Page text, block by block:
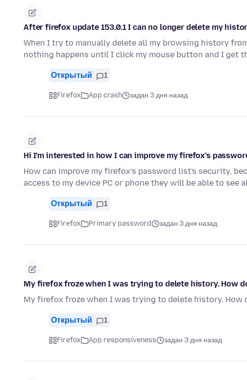
After firefox update 153.0.1 I can no longer delete my
When I try to manually delete all my browsing history
nothing happens until I click my mouse button and I get
Открытый 1
Firefox App crash задан 3 дня назад
Hi I'm interested in how I can improve my firefox’s
How can improve my firefox’s password list's security,
access to my device PC or phone they will be able to see
Открытый 1
Firefox Primary password задан 3 дня назад
My firefox froze when I was trying to delete history. How
My firefox froze when I was trying to delete history. How
Открытый 1
Firefox App responsiveness задан 3 дня назад